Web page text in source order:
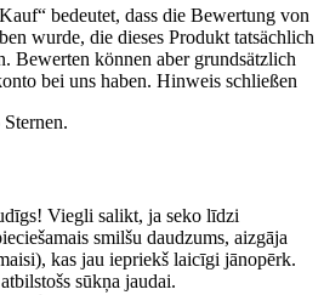
bedeutet, dass die Bewertung von
wurde, die dieses Produkt tatsächlich
Bewerten können aber grundsätzlich
bei uns haben. Hinweis schließen
Viegli salikt, ja seko līdzi
smilšu daudzums, aizgāja
kas jau iepriekš laicīgi jānopērk.
sūkņa jaudai.